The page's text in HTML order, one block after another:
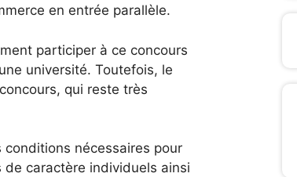
en entrée parallèle.
participer à ce concours
université. Toutefois, le
qui reste très
conditions nécessaires pour
caractère individuels ainsi